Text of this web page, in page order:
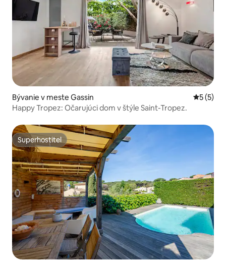
Bývanie v meste Gassin
5 (5)
Happy Tropez: Očarujúci dom v štýle Saint-Tropez.
Superhostiteľ
Superhostiteľ